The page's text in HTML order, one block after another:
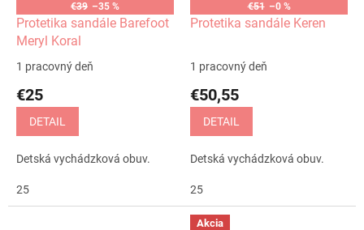
€39 –35 %
Protetika sandále Barefoot
Meryl Koral
1 pracovný deň
€25
DETAIL
Detská vychádzková obuv.
25
€51 –0 %
Protetika sandále Keren
1 pracovný deň
€50,55
DETAIL
Detská vychádzková obuv.
25
Akcia